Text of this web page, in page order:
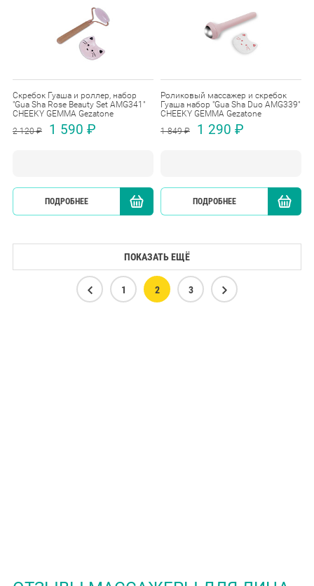
Скребок Гуаша и роллер, набор
"Gua Sha Rose Beauty Set AMG341"
CHEEKY GEMMA Gezatone
2 120 ₽
1 590 ₽
ПОДРОБНЕЕ КУПИТЬ
Роликовый массажер и скребок
Гуаша набор "Gua Sha Duo AMG339"
CHEEKY GEMMA Gezatone
1 849 ₽
1 290 ₽
ПОДРОБНЕЕ
ПОКАЗАТЬ ЕЩЁ
1 2 3